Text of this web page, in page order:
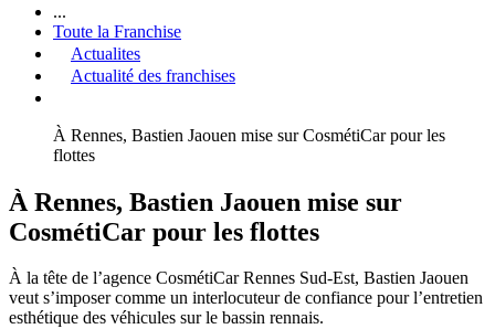
...
Toute la Franchise
Actualites
Actualité des franchises
À Rennes, Bastien Jaouen mise sur CosmétiCar pour les
flottes
À Rennes, Bastien Jaouen mise sur
CosmétiCar pour les flottes
À la tête de l’agence CosmétiCar Rennes Sud-Est, Bastien Jaouen
veut s’imposer comme un interlocuteur de confiance pour l’entretien
esthétique des véhicules sur le bassin rennais.